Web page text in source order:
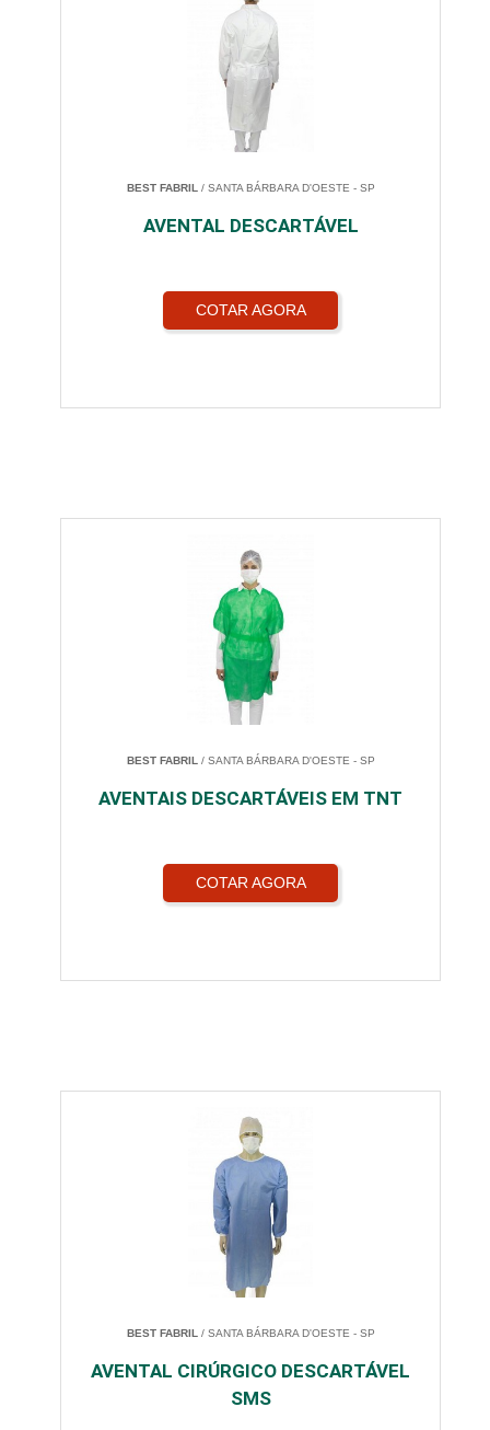
BEST FABRIL / SANTA BÁRBARA D'OESTE - SP
AVENTAL DESCARTÁVEL
COTAR AGORA
BEST FABRIL / SANTA BÁRBARA D'OESTE - SP
AVENTAIS DESCARTÁVEIS EM TNT
COTAR AGORA
BEST FABRIL / SANTA BÁRBARA D'OESTE - SP
AVENTAL CIRÚRGICO DESCARTÁVEL
SMS